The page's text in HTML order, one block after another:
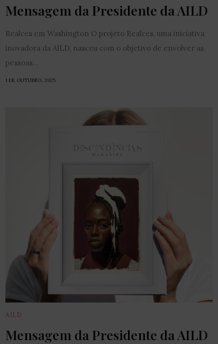
Mensagem da Presidente da AILD
Realces em Washington O projeto Realces, uma iniciativa
inovadora da AILD, nasceu com o objetivo de envolver as
pessoas...
1 DE OUTUBRO, 2025
AILD
Mensagem da Presidente da AILD